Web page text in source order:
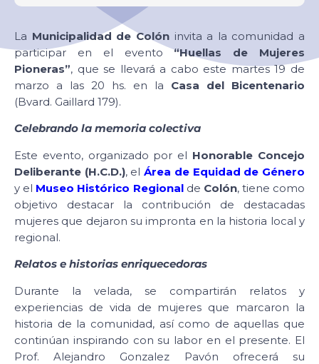
La Municipalidad de Colóninvita a la comunidad a
participar en el evento“Huellas de Mujeres
Pioneras”, que se llevará a cabo este martes 19 de
marzo a las 20 hs. en la Casa del Bicentenario
(Bvard. Gaillard 179).
Celebrando la memoria colectiva
Este evento, organizado por el Honorable Concejo
Deliberante (H.C.D.), elÁrea de Equidad de Género
y el Museo Histórico Regionalde Colón, tiene como
objetivo destacar la contribución de destacadas
mujeres que dejaron su impronta en la historia local y
regional.
Relatos e historias enriquecedoras
Durante la velada, se compartirán relatos y
experiencias de vida de mujeres que marcaron la
historia de la comunidad, así como de aquellas que
continúan inspirando con su labor en el presente. El
Prof. Alejandro Gonzalez Pavón ofrecerá su